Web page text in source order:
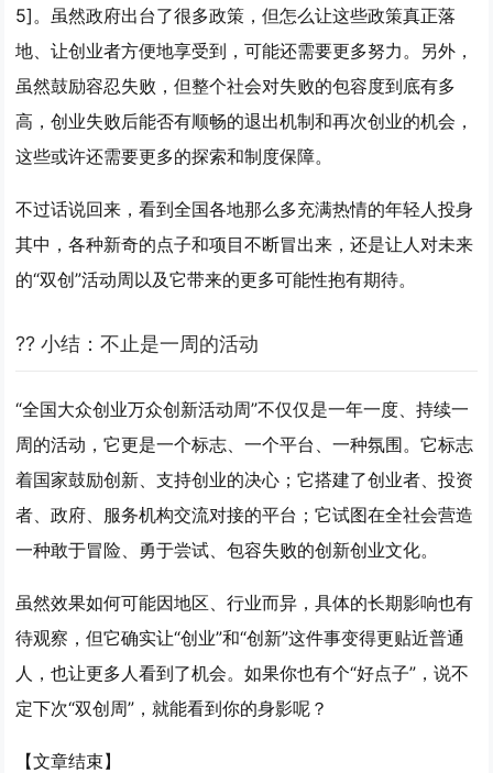
5]。虽然政府出台了很多政策，但怎么让这些政策真正落
地、让创业者方便地享受到，可能还需要更多努力。另外，
虽然鼓励容忍失败，但整个社会对失败的包容度到底有多
高，创业失败后能否有顺畅的退出机制和再次创业的机会，
这些或许还需要更多的探索和制度保障。
不过话说回来，看到全国各地那么多充满热情的年轻人投身
其中，各种新奇的点子和项目不断冒出来，还是让人对未来
的“双创”活动周以及它带来的更多可能性抱有期待。
?? 小结：不止是一周的活动
“全国大众创业万众创新活动周”不仅仅是一年一度、持续一
周的活动 ，它更是一个标志、一个平台、一种氛围。它标志
着国家鼓励创新、支持创业的决心；它搭建了创业者、投资
者、政府、服务机构交流对接的平台；它试图在全社会营造
一种敢于冒险、勇于尝试、包容失败的创新创业文化。
虽然效果如何可能因地区、行业而异，具体的长期影响也有
待观察，但它确实让“创业”和“创新”这件事变得更贴近普通
人，也让更多人看到了机会。如果你也有个“好点子”，说不
定下次“双创周”，就能看到你的身影呢？
【文章结束】